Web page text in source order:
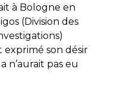
à Bologne en
(Division des
exprimé son désir
n’aurait pas eu